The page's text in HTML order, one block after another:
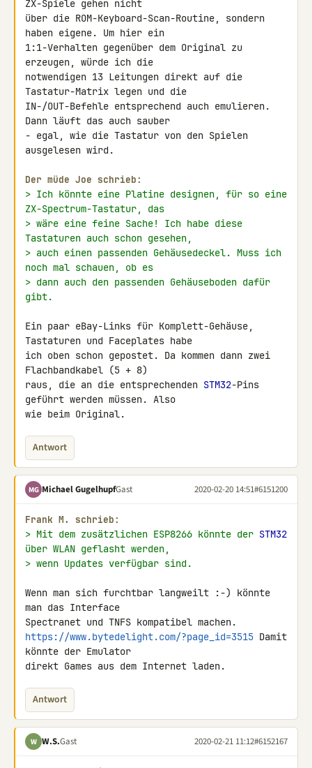
ZX-Spiele gehen nicht
über die ROM-Keyboard-Scan-Routine, sondern
haben eigene. Um hier ein
1:1-Verhalten gegenüber dem Original zu
erzeugen, würde ich die
notwendigen 13 Leitungen direkt auf die
Tastatur-Matrix legen und die
IN-/OUT-Befehle entsprechend auch emulieren.
Dann läuft das auch sauber
- egal, wie die Tastatur von den Spielen
ausgelesen wird.
Der müde Joe schrieb:
> Ich könnte eine Platine designen, für so eine
ZX-Spectrum-Tastatur, das
> wäre eine feine Sache! Ich habe diese
Tastaturen auch schon gesehen,
> auch einen passenden Gehäusedeckel. Muss ich
noch mal schauen, ob es
> dann auch den passenden Gehäuseboden dafür
gibt.
Ein paar eBay-Links für Komplett-Gehäuse,
Tastaturen und Faceplates habe
ich oben schon gepostet. Da kommen dann zwei
Flachbandkabel (5 + 8)
raus, die an die entsprechenden STM32-Pins
geführt werden müssen. Also
wie beim Original.
Antwort
MG Michael GugelhupfGast 2020-02-20 14:51#6151200
Frank M. schrieb:
> Mit dem zusätzlichen ESP8266 könnte der STM32
über WLAN geflasht werden,
> wenn Updates verfügbar sind.
Wenn man sich furchtbar langweilt :-) könnte
man das Interface
https://www.bytedelight.com/?page_id=3515 Damit
könnte der Emulator
direkt Games aus dem Internet laden.
Antwort
W W.S.Gast 2020-02-21 11:12#6152167